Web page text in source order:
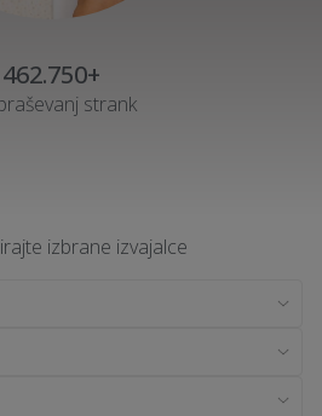
462.750+
strank
izbrane izvajalce